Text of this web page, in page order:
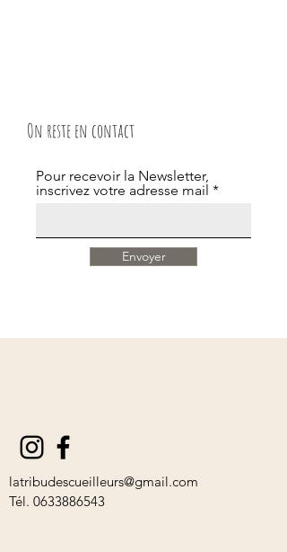
On reste en contact
Pour recevoir la Newsletter,
inscrivez votre adresse mail
Envoyer
latribudescueilleurs@gmail.com
Tél. 0633886543